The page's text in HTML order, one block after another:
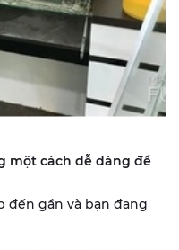
một cách dễ dàng để
đến gần và bạn đang